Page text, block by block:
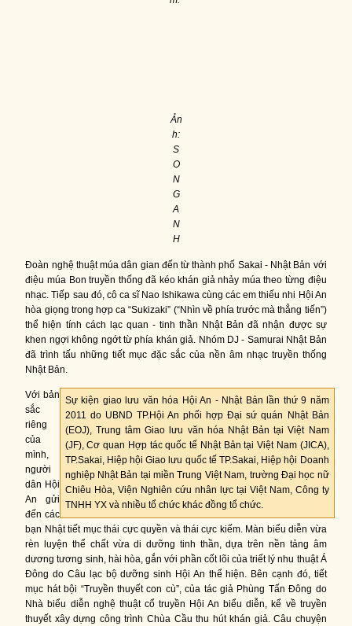
Ản
h:
S
O
N
G
A
N
H
Đoàn nghệ thuật múa dân gian đến từ thành phố Sakai - Nhật Bản với
điệu múa Bon truyền thống đã kéo khán giả nhảy múa theo từng điệu
nhạc. Tiếp sau đó, cô ca sĩ Nao Ishikawa cùng các em thiếu nhi Hội An
hòa giọng trong hợp ca “Sukizaki” (“Nhìn về phía trước mà thẳng tiến”)
thể hiện tính cách lạc quan - tinh thần Nhật Bản đã nhận được sự
khen ngợi không ngớt từ phía khán giả. Nhóm DJ - Samurai Nhật Bản
đã trình tấu những tiết mục đặc sắc của nền âm nhạc truyền thống
Nhật Bản.
Sự kiện giao lưu văn hóa Hội An - Nhật Bản lần thứ 9 năm
2011 do UBND TP.Hội An phối hợp Đại sứ quán Nhật Bản
(EOJ), Trung tâm Giao lưu văn hóa Nhật Bản tại Việt Nam
(JF), Cơ quan Hợp tác quốc tế Nhật Bản tại Việt Nam (JICA),
TP.Sakai, Hiệp hội Giao lưu quốc tế TP.Sakai, Hiệp hội Doanh
nghiệp Nhật Bản tại miền Trung Việt Nam, trường Đại học nữ
Chiêu Hòa, Viện Nghiên cứu nhân lực tại Việt Nam, Công ty
TNHH YX và nhiều tổ chức khác đồng tổ chức.
Với bản
sắc
riêng
của
mình,
người
dân Hội
An gửi
đến các
bạn Nhật tiết mục thái cực quyền và thái cực kiếm. Màn biểu diễn vừa
rèn luyện thể chất vừa di dưỡng tinh thần, dựa trên nền tảng âm
dương tương sinh, hài hòa, gắn với phần cốt lõi của triết lý nhu thuật Á
Đông do Câu lạc bộ dưỡng sinh Hội An thể hiện. Bên cạnh đó, tiết
mục hát bội “Truyền thuyết con cù”, của tác giả Phùng Tấn Đông do
Nhà biểu diễn nghệ thuật cổ truyền Hội An biểu diễn, kể về truyền
thuyết xây dựng công trình Chùa Cầu thu hút khán giả. Câu chuyện